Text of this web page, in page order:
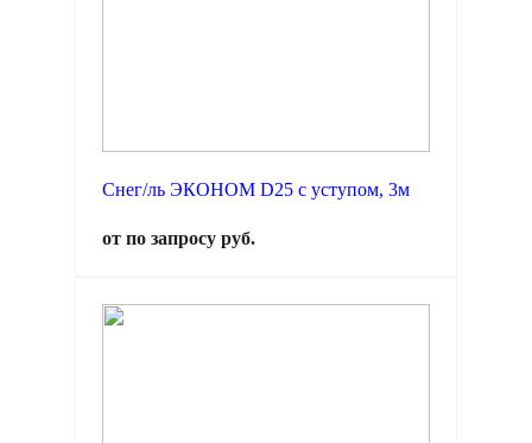
Снег/ль ЭКОНОМ D25 с уступом, 3м
от по запросу руб.